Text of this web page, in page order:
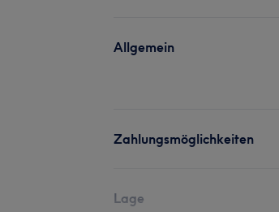
Allgemein
Zahlungsmöglichkeiten
Lage